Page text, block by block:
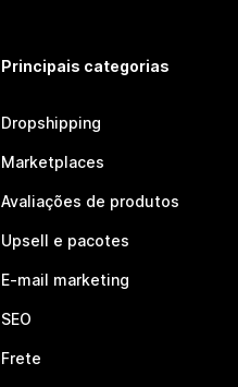
Principais categorias
Dropshipping
Marketplaces
Avaliações de produtos
Upsell e pacotes
E-mail marketing
SEO
Frete